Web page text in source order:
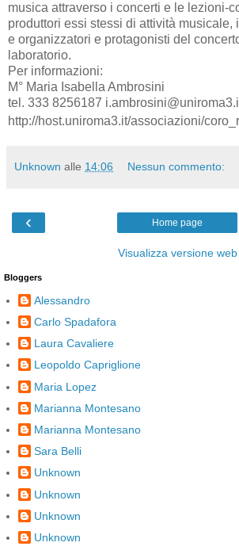
musica attraverso i concerti e le lezioni-
produttori essi stessi di attività musicale,
e organizzatori e protagonisti del
laboratorio.
Per informazioni:
M° Maria Isabella Ambrosini
tel. 333 8256187
http://host.uniroma3.it/associazioni/
Unknown alle 14:06 Nessun commento:
‹ Home page
Visualizza versione web
Bloggers
Alessandro
Carlo Spadafora
Laura Cavaliere
Leopoldo Capriglione
Maria Lopez
Marianna Montesano
Marianna Montesano
Sara Belli
Unknown
Unknown
Unknown
Unknown